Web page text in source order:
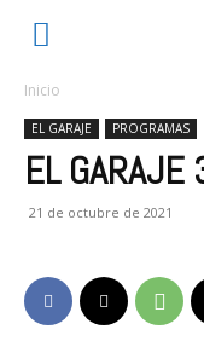
Inicio
EL GARAJE PROGRAMAS
EL
21 de octubre de 2021